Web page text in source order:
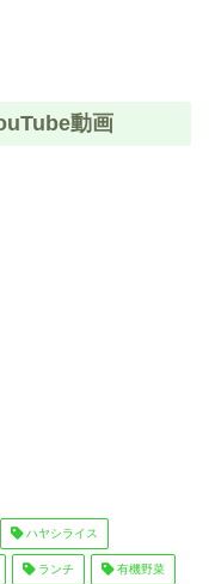
動画
ハヤシライス
ランチ 有機野菜